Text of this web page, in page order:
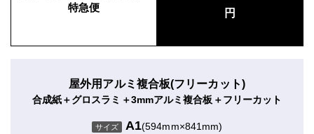
特急便 円
屋外用アルミ複合板(フリーカット)
合成紙＋グロスラミ＋3mmアルミ複合板＋フリーカット
サイズ A1(594mm×841mm)